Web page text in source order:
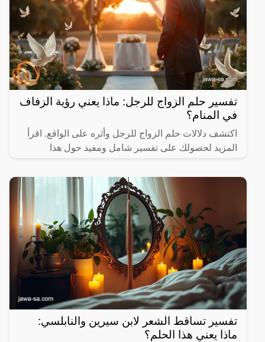
تفسير حلم الزواج للرجل: ماذا يعني رؤية الزفاف
في المنام؟
اكتشف دلالات حلم الزواج للرجل وأثره على الواقع. اقرأ
المزيد لحصولك على تفسير شامل ومفيد حول هذا
تفسير تساقط الشعر لابن سيرين والنابلسي:
ماذا يعني هذا الحلم؟